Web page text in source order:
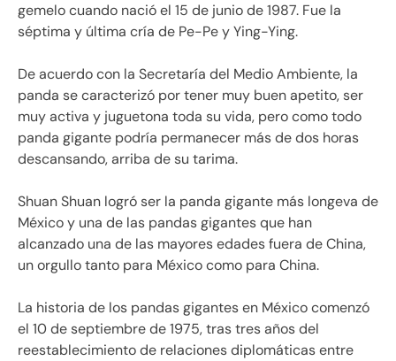
gemelo cuando nació el 15 de junio de 1987. Fue la
séptima y última cría de Pe-Pe y Ying-Ying.
De acuerdo con la Secretaría del Medio Ambiente, la
panda se caracterizó por tener muy buen apetito, ser
muy activa y juguetona toda su vida, pero como todo
panda gigante podría permanecer más de dos horas
descansando, arriba de su tarima.
Shuan Shuan logró ser la panda gigante más longeva de
México y una de las pandas gigantes que han
alcanzado una de las mayores edades fuera de China,
un orgullo tanto para México como para China.
La historia de los pandas gigantes en México comenzó
el 10 de septiembre de 1975, tras tres años del
reestablecimiento de relaciones diplomáticas entre